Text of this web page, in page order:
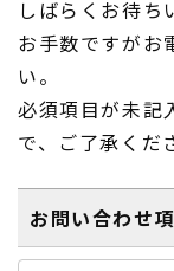
しばらくお待ち
お手数ですがお
い。
必須項目が未記
で、ご了承くだ
お問い合わせ